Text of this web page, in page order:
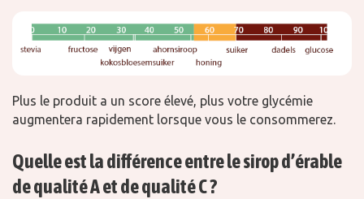
Plus le produit a un score élevé, plus votre glycémie
augmentera rapidement lorsque vous le consommerez.
Quelle est la différence entre le sirop d’érable
de qualité A et de qualité C ?